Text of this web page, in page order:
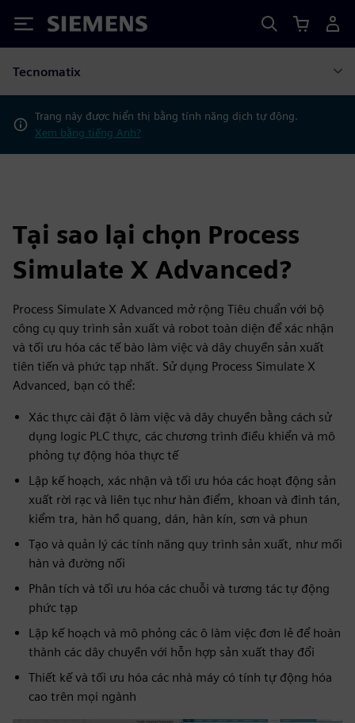
Siemens
Tecnomatix
Trang này được hiển thị bằng tính năng dịch tự động.
Xem bằng tiếng Anh?
Tại sao lại chọn Process
Simulate X Advanced?
Process Simulate X Advanced mở rộng Tiêu chuẩn với bộ
công cụ quy trình sản xuất và robot toàn diện để xác nhận
và tối ưu hóa các tế bào làm việc và dây chuyền sản xuất
tiên tiến và phức tạp nhất. Sử dụng Process Simulate X
Advanced, bạn có thể:
Xác thực cài đặt ô làm việc và dây chuyền bằng cách sử
dụng logic PLC thực, các chương trình điều khiển và mô
phỏng tự động hóa thực tế
Lập kế hoạch, xác nhận và tối ưu hóa các hoạt động sản
xuất rời rạc và liên tục như hàn điểm, khoan và đinh tán,
kiểm tra, hàn hồ quang, dán, hàn kín, sơn và phun
Tạo và quản lý các tính năng quy trình sản xuất, như mối
hàn và đường nối
Phân tích và tối ưu hóa các chuỗi và tương tác tự động
phức tạp
Lập kế hoạch và mô phỏng các ô làm việc đơn lẻ để hoàn
thành các dây chuyền với hỗn hợp sản xuất thay đổi
Thiết kế và tối ưu hóa các nhà máy có tính tự động hóa
cao trên mọi ngành